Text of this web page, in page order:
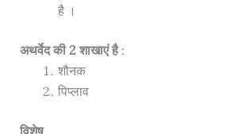
है ।
अथर्वेद की 2 शाखाएं है:
शौनक
पिप्लाव
विशेष